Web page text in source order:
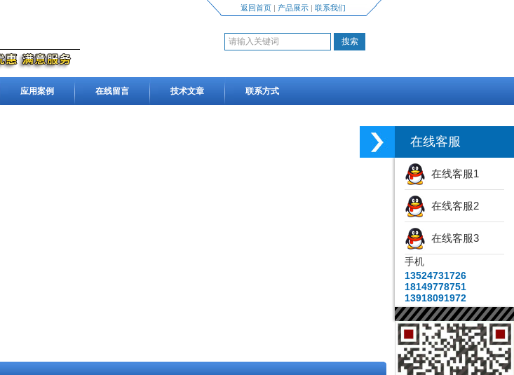
返回首页| 产品展示| 联系我们
应用案例 在线留言 技术文章 联系方式
在线客服
在线客服1
在线客服2
在线客服3
手机
13524731726
18149778751
13918091972